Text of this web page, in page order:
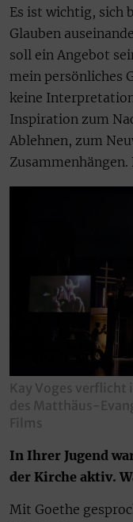
Es ist wichtig, sich
Glauben
soll ein Angebot
mein persönliches
keine
Inspiration zum
Ablehnen, zum
Kay Voges verflicht
des Matthäus-
Films
In Ihrer Jugend
der Kirche aktiv.
Mit Goethe